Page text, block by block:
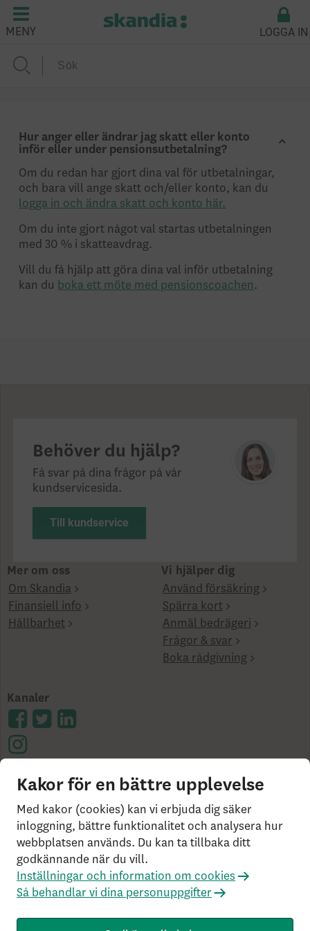
MENY LOGGA IN
Hur anger eller ändrar jag skatt eller konto
inför eller under pensionsutbetalning?
Om du redan har gjort dina val för utbetalningar,
och bara vill ange skatt och/eller konto, kan du
logga in och ändra skatt och konto här.
Om du inte gjort något val startas utbetalningen
med 30 % i skatteavdrag.
Vill du få hjälp att göra dina val inför utbetalning
kan du boka ett möte med pensionscoachen .
Behöver du hjälp?
Få svar på dina frågor på vår
kundservicesida.
Till kundservice
Mer om oss
Om Skandia
Finansiell info
Hållbarhet
Vi hjälper dig
Använd försäkring
Spärra kort
Anmäl bedrägeri
Frågor & svar
Boka rådgivning
Kanaler
Cookies på skandia.se
Tillgänglighet
Användarvillkor
Ångerrätt och distansavtal
utanför Sverige?
Statlig insättningsgaranti &
investerar­skydd
Så behandlar vi dina personuppgifter
Om Penningtvättslagen
Rekommenderade webbläsare
Livförsäkringsbolaget Skandia, ömsesidigt, 106 55
Stockholm, Tel: 0771-55 55 00, © Skandia
Kakor för en bättre upplevelse
Med kakor (cookies) kan vi erbjuda dig säker
inloggning, bättre funktionalitet och analysera hur
webbplatsen används. Du kan ta tillbaka ditt
godkännande när du vill.
Inställningar och information om cookies
Så behandlar vi dina personuppgifter